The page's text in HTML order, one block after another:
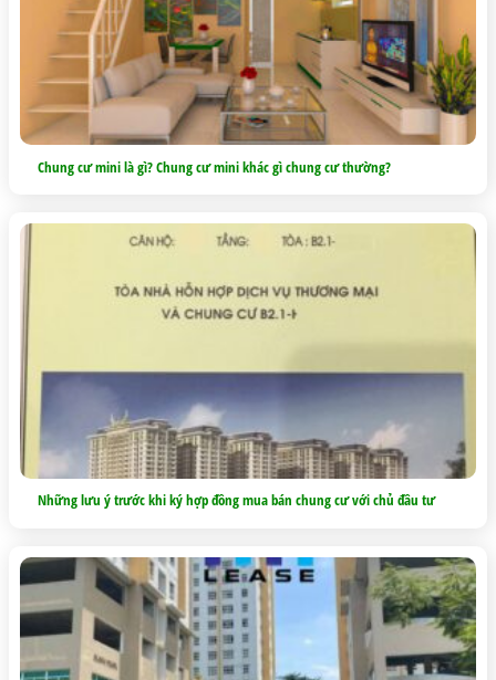
Chung cư mini là gì? Chung cư mini khác gì chung cư thường?
Những lưu ý trước khi ký hợp đồng mua bán chung cư với chủ đầu tư